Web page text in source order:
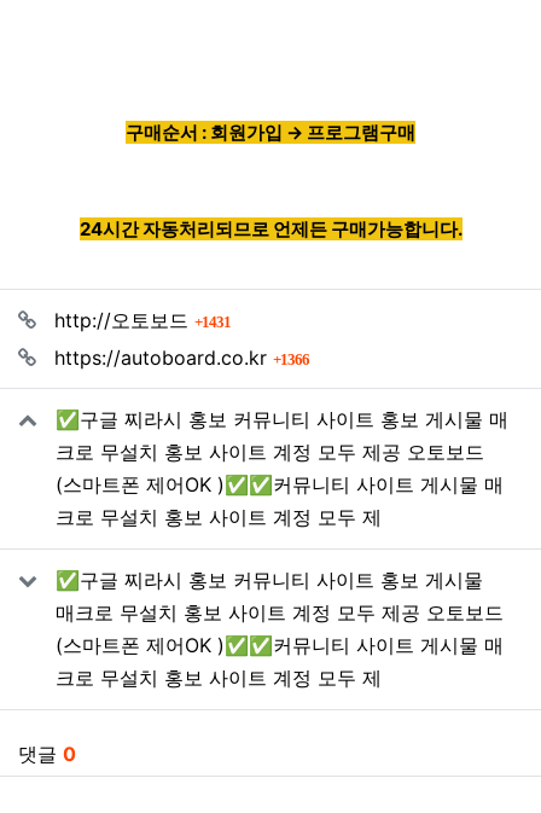
구매순서 : 회원가입 → 프로그램구매
24시간 자동처리되므로 언제든 구매가능합니다.
http://오토보드 1431
https://autoboard.co.kr
1366회 연결
✅구글 찌라시 홍보 커뮤니티 사이트 홍보 게시물 매
크로 무설치 홍보 사이트 계정 모두 제공 오토보드
(스마트폰 제어OK )✅✅커뮤니티 사이트 게시물 매
크로 무설치 홍보 사이트 계정 모두 제
✅구글 찌라시 홍보 커뮤니티 사이트 홍보 게시물
매크로 무설치 홍보 사이트 계정 모두 제공 오토보드
(스마트폰 제어OK )✅✅커뮤니티 사이트 게시물 매
크로 무설치 홍보 사이트 계정 모두 제
댓글 0